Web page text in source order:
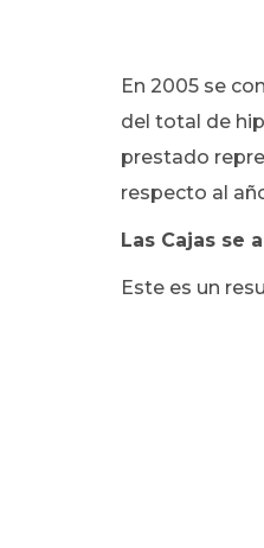
En 2005 se
del total de
prestado
respecto al
Las Cajas se
Este es un